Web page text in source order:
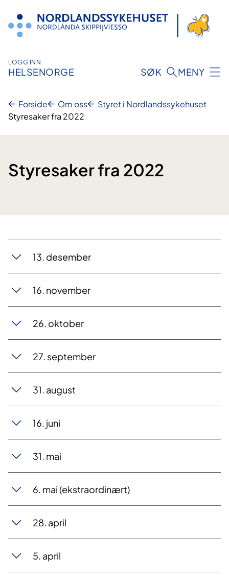
innhold
LOGG INN
HELSENORGE SØK MENY
Forside Om oss
Styret i Nordlandssykehuset
Styresaker fra 2022
Styresaker fra 2022
13. dese​​​m​​ber
16. novemb​​er
26. ok​​tober
27. s​​eptember
​31. august
16. j​​uni
31. m​ai
6. mai (ekstraor​dinært)
28. a​pril
5. ap​​ril